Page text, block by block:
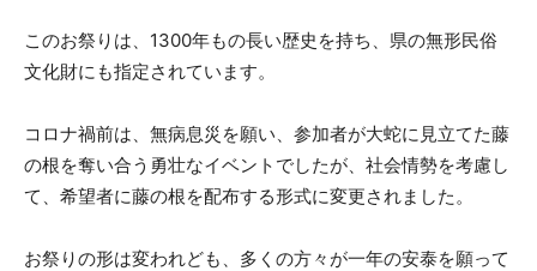
このお祭りは、1300年もの長い歴史を持ち、県の無形民俗
文化財にも指定されています。
コロナ禍前は、無病息災を願い、参加者が大蛇に見立てた藤
の根を奪い合う勇壮なイベントでしたが、社会情勢を考慮し
て、希望者に藤の根を配布する形式に変更されました。
お祭りの形は変われども、多くの方々が一年の安泰を願って